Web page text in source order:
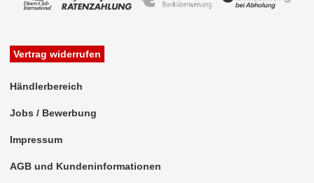
Lautsprecherringe
Marderschutz
Multimediainterface
Parkscheiben
Radioadapter
Radioblenden
Vertrag widerrufen
Händlerbereich
Jobs / Bewerbung
Impressum
AGB und Kundeninformationen